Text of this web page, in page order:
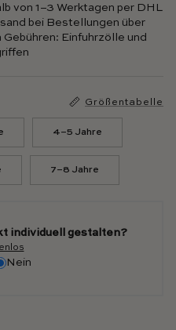
von 1–3 Werktagen per DHL
bei Bestellungen über
Einfuhrzölle und
Größentabelle
4–5 Jahre
7–8 Jahre
individuell gestalten?
Nein